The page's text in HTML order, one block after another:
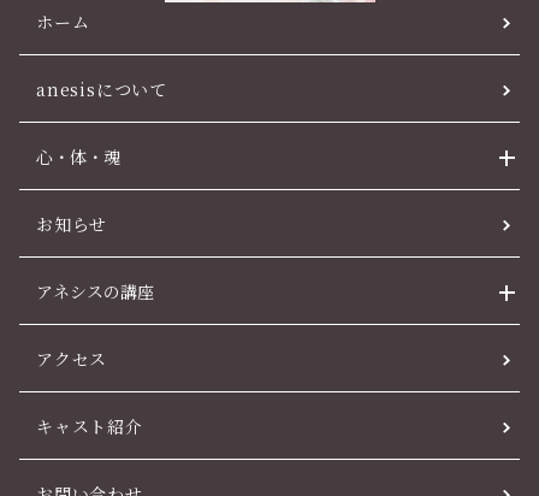
ホーム
anesisについて
心・体・魂
お知らせ
アネシスの講座
アクセス
キャスト紹介